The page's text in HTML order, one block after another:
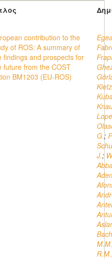
contribution to the
of ROS: A summary of
findings and prospects for
future from the COST
BM1203 (EU-ROS)
G.;
J.;
M.M.
R.M.